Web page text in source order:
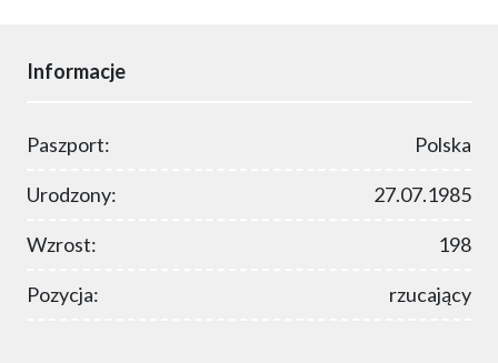
Informacje
Paszport: Polska
Urodzony: 27.07.1985
Wzrost: 198
Pozycja: rzucający